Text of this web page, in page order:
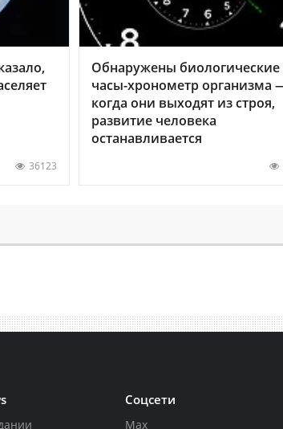
36123
Обнаружены биологические
часы-хронометр организма
когда они выходят из строя,
развитие человека
останавливается
Соцсети
Max